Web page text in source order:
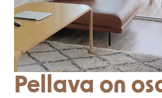
Pellava on